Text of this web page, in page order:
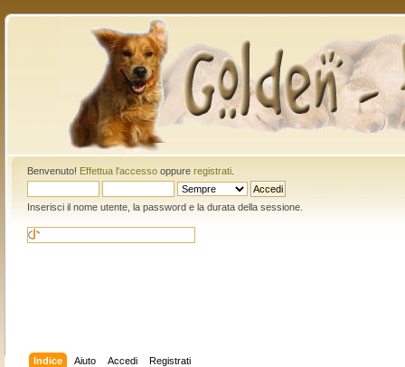
Benvenuto! Effettua l'accessooppure registrati.
Inserisci il nome utente, la password e la durata della sessione.
Indice Aiuto Accedi Registrati